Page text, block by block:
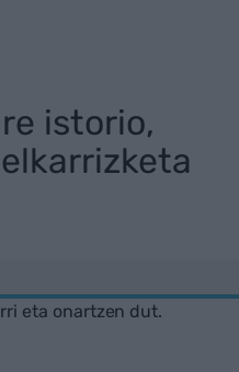
istorio,
eta onartzen dut.